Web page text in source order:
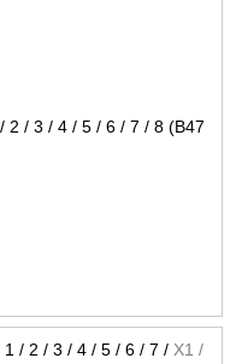
2 / 3 / 4 / 5 / 6 / 7 / 8 (B47